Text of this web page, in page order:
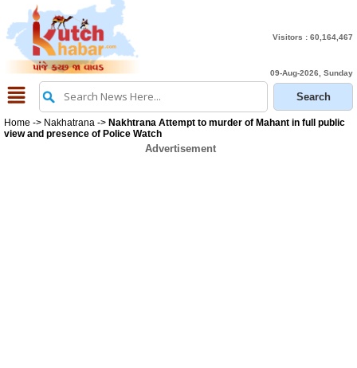
Visitors : 60,164,467
09-Aug-2026, Sunday
Home -> Nakhatrana -> Nakhtrana Attempt to murder of Mahant in full public
view and presence of Police Watch
Advertisement